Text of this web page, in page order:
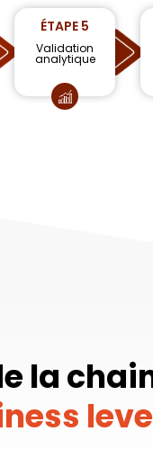
ÉTAPE 5
Validation
analytique
la